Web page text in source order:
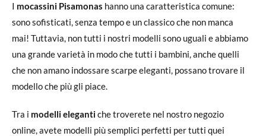
I mocassini Pisamonas hanno una caratteristica comune:
sono sofisticati, senza tempo e un classico che non manca
mai! Tuttavia, non tutti i nostri modelli sono uguali e abbiamo
una grande varietà in modo che tutti i bambini, anche quelli
che non amano indossare scarpe eleganti, possano trovare il
modello che più gli piace.
Tra i modelli elegantiche troverete nel nostro negozio
online, avete modelli più semplici perfetti per tutti quei